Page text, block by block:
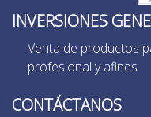
INVERSIONES
Venta de productos
profesional y afines.
CONTÁCTANOS